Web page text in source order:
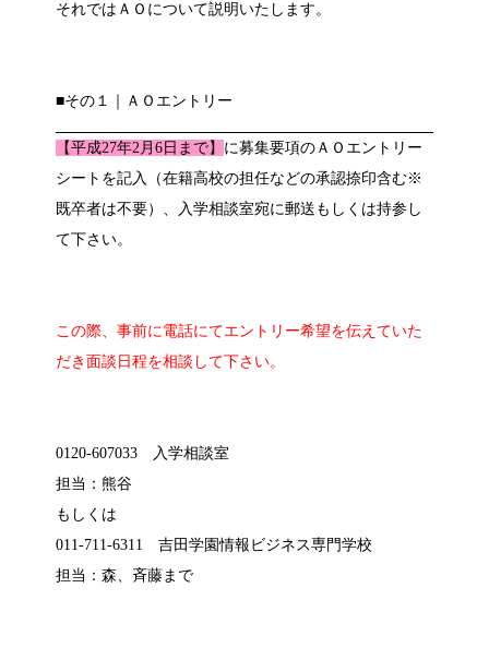
それではＡＯについて説明いたします。
■その１｜ＡＯエントリー
【平成27年2月6日まで】 に募集要項のＡＯエントリー
シートを記入（在籍高校の担任などの承認捺印含む※
既卒者は不要）、入学相談室宛に郵送もしくは持参し
て下さい。
この際、事前に電話にてエントリー希望を伝えていた
だき面談日程を相談して下さい。
0120-607033 入学相談室
担当：熊谷
もしくは
011-711-6311 吉田学園情報ビジネス専門学校
担当：森、斉藤まで